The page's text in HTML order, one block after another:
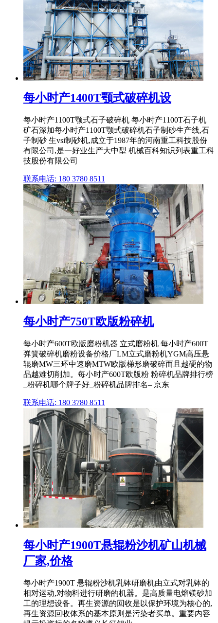
每小时产1400T颚式破碎机设
每小时产1100T颚式石子破碎机 每小时产1100T石子机
矿石深加每小时产1100T颚式破碎机石子制砂生产线,石
子制砂 生vsi制砂机,成立于1987年的河南重工科技股份
有限公司,是一好业生产大中型 机械百科知识列表重工科
技股份有限公司
联系电话: 180 3780 8511
每小时产750T欧版粉碎机
每小时产600T欧版磨粉机器 立式磨粉机 每小时产600T
弹簧破碎机磨粉设备价格厂LM立式磨粉机YGM高压悬
辊磨MW三环中速磨MTW欧版梯形磨破碎而且越硬的物
品越难切削加。每小时产600T欧版粉 粉碎机品牌排行榜
_粉碎机哪个牌子好_粉碎机品牌排名– 京东
联系电话: 180 3780 8511
每小时产1900T悬辊粉沙机矿山机械
厂家,价格
每小时产1900T 悬辊粉沙机乳钵研磨机由立式对乳钵的
相对运动,对物料进行研磨的机器。是高质量电熔镁砂加
工的理想设备。再生资源的回收是以保护环境为核心的,
再生资源回收体系的基本原则是污染者买单。重要内容